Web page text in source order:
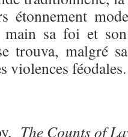
étonnement
sa foi et
trouva, malgré
violences féodales.
The Counts of